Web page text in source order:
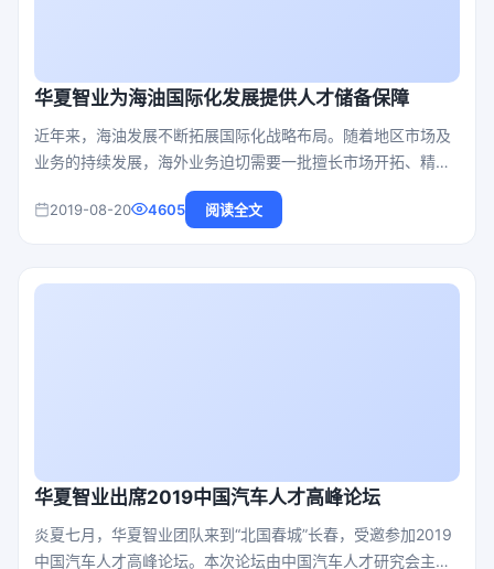
华夏智业为海油国际化发展提供人才储备保障
近年来，海油发展不断拓展国际化战略布局。随着地区市场及
业务的持续发展，海外业务迫切需要一批擅长市场开拓、精通
商务运作、熟知法律规范的国际化、复合型人才队伍，为强化
国际化人才储备，加速国际化人才培养速度。经过公开招标，
2019-08-20 4605 阅读全文
华夏智业出席2019中国汽车人才高峰论坛
炎夏七月，华夏智业团队来到“北国春城”长春，受邀参加2019
中国汽车人才高峰论坛。本次论坛由中国汽车人才研究会主